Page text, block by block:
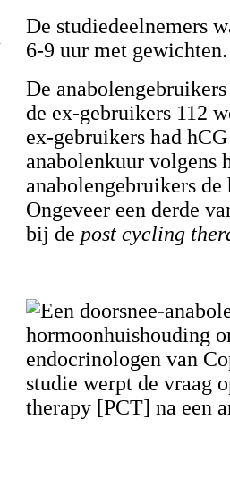
De studiedeelnemers
6-9 uur met gewichten.
De
de ex-gebruikers 112
ex-gebruikers had
anabolenkuur volgens
anabolengebruikers
Ongeveer een derde
bij de post cycling